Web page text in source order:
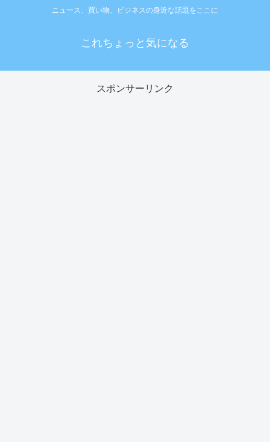
ニュース、買い物、ビジネスの身近な話題をここに
これちょっと気になる
スポンサーリンク